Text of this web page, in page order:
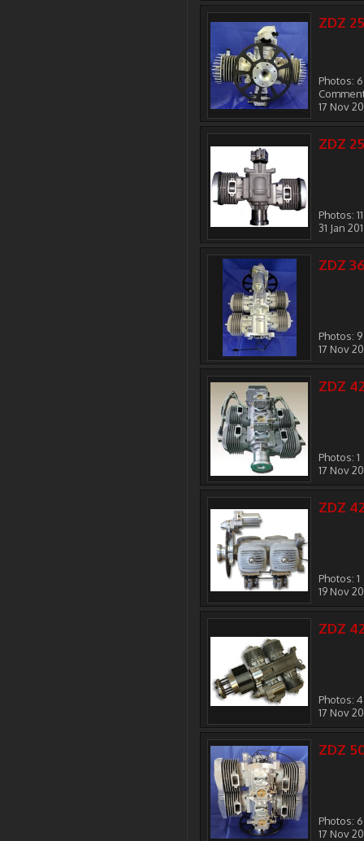
ZDZ
Photos: 6
17 Nov
ZDZ
Photos: 11
31 Jan
ZDZ
Photos: 9
17 Nov
ZDZ
Photos: 1
17 Nov
ZDZ
Photos: 1
19 Nov
ZDZ
Photos: 4
17 Nov
ZDZ
Photos: 6
17 Nov